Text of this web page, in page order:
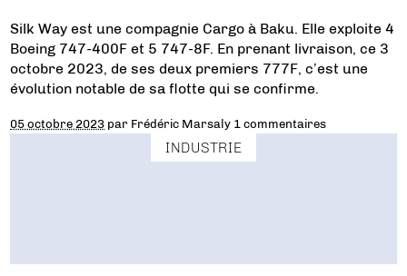
Silk Way est une compagnie Cargo à Baku. Elle exploite 4
Boeing 747-400F et 5 747-8F. En prenant livraison, ce 3
octobre 2023, de ses deux premiers 777F, c’est une
évolution notable de sa flotte qui se confirme.
05 octobre 2023 par Frédéric Marsaly 1 commentaires
INDUSTRIE